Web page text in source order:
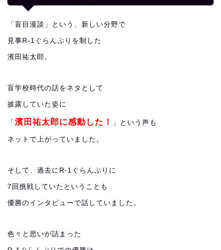
「盲目漫談」という、新しい分野で
見事R-1ぐらんぷりを制した
濱田祐太郎。
盲学校時代の話をネタとして
披露していた姿に
「 濱田祐太郎に感動した！ 」という声も
ネットで上がっていました。
そして、過去にR-1ぐらんぷりに
7回挑戦していたということも
優勝のインタビューで話していました。
色々と思いが詰まった